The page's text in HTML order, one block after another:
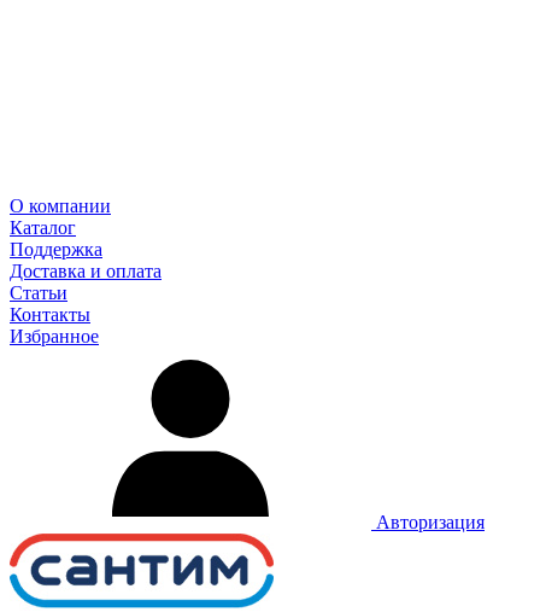
О компании
Каталог
Поддержка
Доставка и оплата
Статьи
Контакты
Избранное
Авторизация